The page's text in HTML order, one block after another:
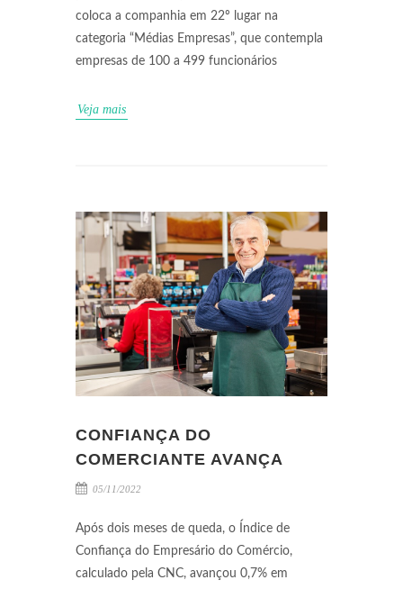
coloca a companhia em 22º lugar na
categoria “Médias Empresas”, que contempla
empresas de 100 a 499 funcionários
Veja mais
CONFIANÇA DO
COMERCIANTE AVANÇA
05/11/2022
Após dois meses de queda, o Índice de
Confiança do Empresário do Comércio,
calculado pela CNC, avançou 0,7% em